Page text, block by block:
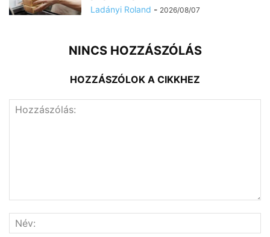
Ladányi Roland - 2026/08/07
NINCS HOZZÁSZÓLÁS
HOZZÁSZÓLOK A CIKKHEZ